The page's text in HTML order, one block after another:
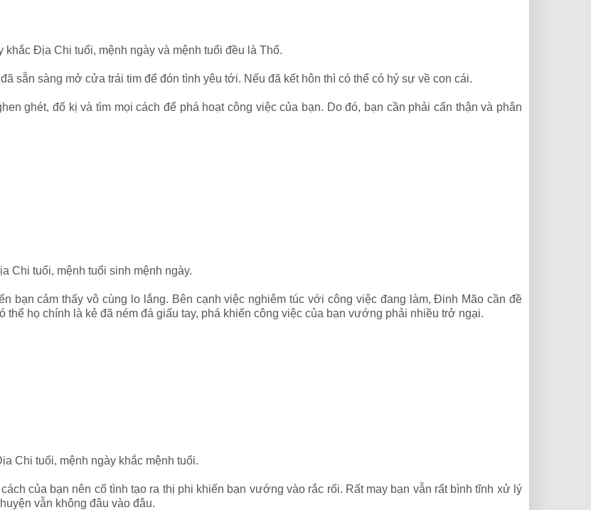
Địa Chi tuổi, mệnh ngày và mệnh tuổi đều là Thổ.
sẵn sàng mở cửa trái tim để đón tình yêu tới. Nếu đã kết hôn thì có thể có hỷ sự về con cái.
ghét, đố kị và tìm mọi cách để phá hoạt công việc của bạn. Do đó, bạn cần phải cẩn thận và phân
Chi tuổi, mệnh tuổi sinh mệnh ngày.
bạn cảm thấy vô cùng lo lắng. Bên cạnh việc nghiêm túc với công việc đang làm, Đinh Mão cần đề
họ chính là kẻ đã ném đá giấu tay, phá khiến công việc của bạn vướng phải nhiều trở ngại.
Chi tuổi, mệnh ngày khắc mệnh tuổi.
của bạn nên cố tình tạo ra thị phi khiến bạn vướng vào rắc rối. Rất may bạn vẫn rất bình tĩnh xử lý
vẫn không đâu vào đâu.